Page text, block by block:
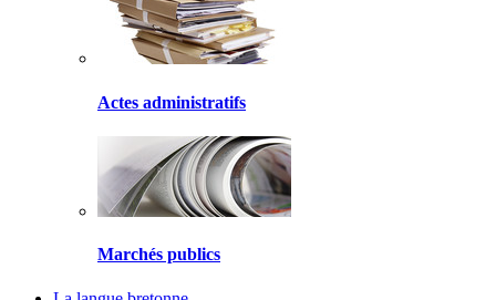
Actes administratifs
Marchés publics